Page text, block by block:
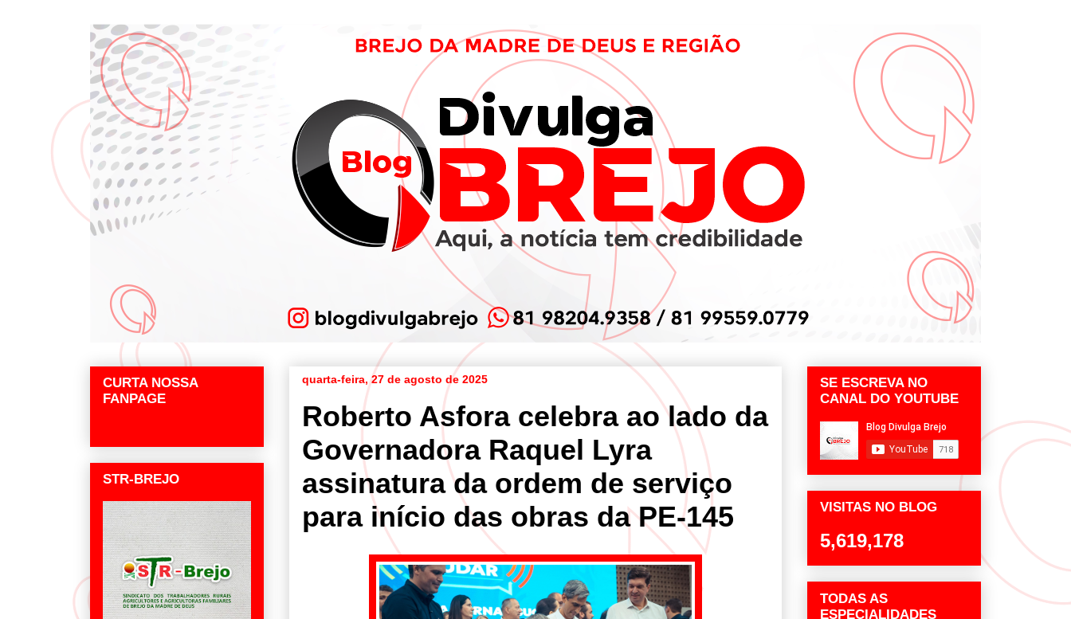
quarta-feira, 27 de agosto de 2025
Roberto Asfora celebra ao lado da
Governadora Raquel Lyra
assinatura da ordem de serviço
para início das obras da PE-145
CURTA NOSSA
FANPAGE
STR-BREJO
SE ESCREVA NO
CANAL DO YOUTUBE
VISITAS NO BLOG
5,619,178
TODAS AS
ESPECIALIDADES